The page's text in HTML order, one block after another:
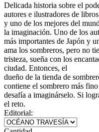
Delicada historia sobre el
autores e ilustradores de
y uno de los mejores del
la imaginación. Uno de los
más importantes de Japón y
ama los sombreros, pero no
tristeza, sueña con los
ciudad. Entonces, el
dueño de la tienda de
contiene el sombrero más
desafía a imaginárselo. Si
el reto.
Editorial: